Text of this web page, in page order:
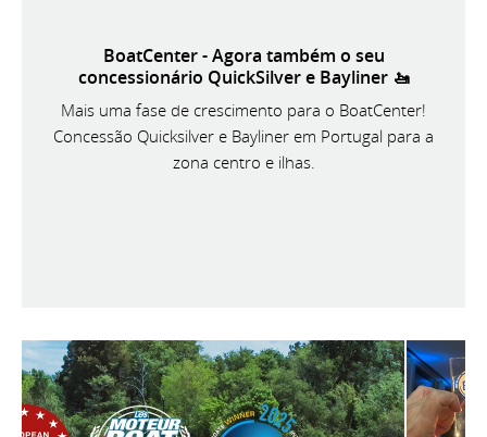
BoatCenter - Agora também o seu
concessionário QuickSilver e Bayliner 🚤
Mais uma fase de crescimento para o BoatCenter!
Concessão Quicksilver e Bayliner em Portugal para a
zona centro e ilhas.